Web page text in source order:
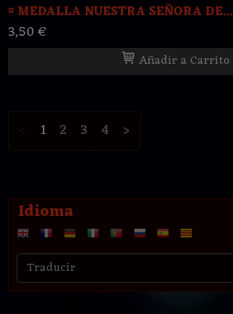
Idioma
¤ MEDALLA NUESTRA SEÑORA DE...
3,50 €
Añadir a Carrito
1 2 3 4 >